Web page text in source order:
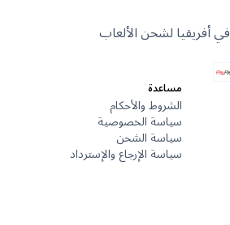
لشحن الألعاب
مساعدة
الشروط والأحكام
سياسة الخصوصية
سياسة الشحن
سياسة الإرجاع والإسترداد